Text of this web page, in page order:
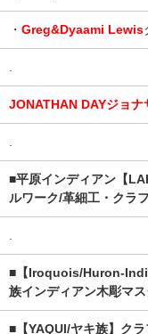
・ Greg&Dyaami Lewis
JONATHAN DAYジョナ
■平原インディアン【
ルワーク/革細工・クラ
■【Iroquois/Huron-
族インディアン木彫マス
■【YAQUI/ヤキ族】ク